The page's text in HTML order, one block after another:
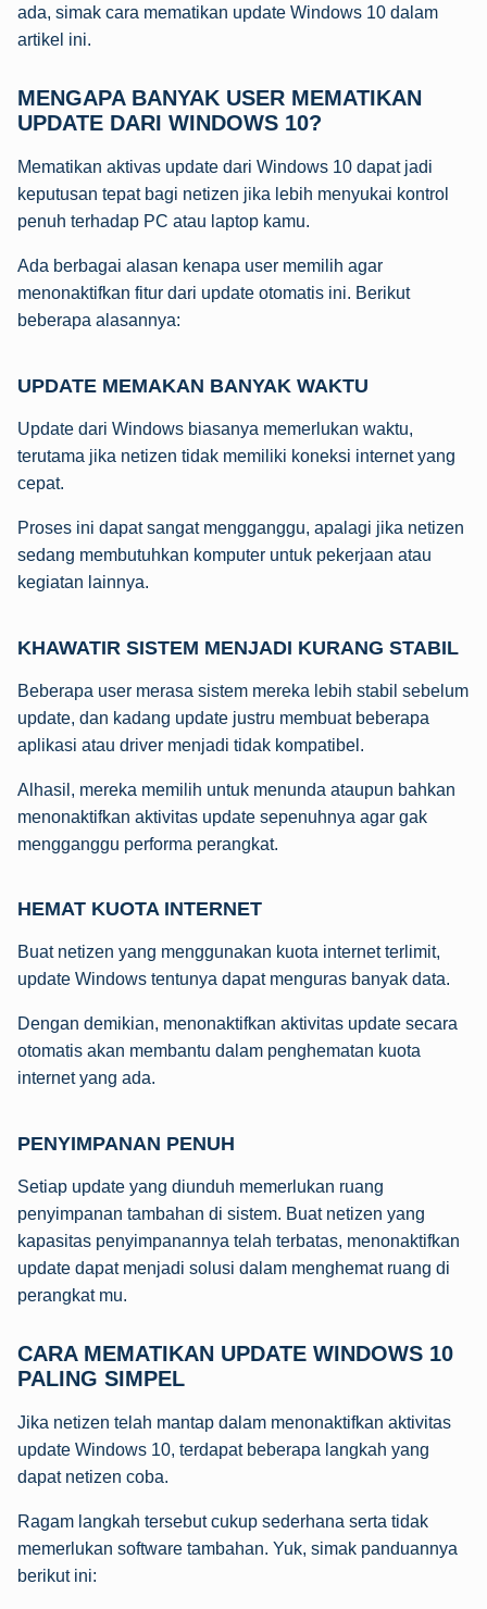
ada, simak cara mematikan update Windows 10 dalam
artikel ini.
MENGAPA BANYAK USER MEMATIKAN
UPDATE DARI WINDOWS 10?
Mematikan aktivas update dari Windows 10 dapat jadi
keputusan tepat bagi netizen jika lebih menyukai kontrol
penuh terhadap PC atau laptop kamu.
Ada berbagai alasan kenapa user memilih agar
menonaktifkan fitur dari update otomatis ini. Berikut
beberapa alasannya:
UPDATE MEMAKAN BANYAK WAKTU
Update dari Windows biasanya memerlukan waktu,
terutama jika netizen tidak memiliki koneksi internet yang
cepat.
Proses ini dapat sangat mengganggu, apalagi jika netizen
sedang membutuhkan komputer untuk pekerjaan atau
kegiatan lainnya.
KHAWATIR SISTEM MENJADI KURANG STABIL
Beberapa user merasa sistem mereka lebih stabil sebelum
update, dan kadang update justru membuat beberapa
aplikasi atau driver menjadi tidak kompatibel.
Alhasil, mereka memilih untuk menunda ataupun bahkan
menonaktifkan aktivitas update sepenuhnya agar gak
mengganggu performa perangkat.
HEMAT KUOTA INTERNET
Buat netizen yang menggunakan kuota internet terlimit,
update Windows tentunya dapat menguras banyak data.
Dengan demikian, menonaktifkan aktivitas update secara
otomatis akan membantu dalam penghematan kuota
internet yang ada.
PENYIMPANAN PENUH
Setiap update yang diunduh memerlukan ruang
penyimpanan tambahan di sistem. Buat netizen yang
kapasitas penyimpanannya telah terbatas, menonaktifkan
update dapat menjadi solusi dalam menghemat ruang di
perangkat mu.
CARA MEMATIKAN UPDATE WINDOWS 10
PALING SIMPEL
Jika netizen telah mantap dalam menonaktifkan aktivitas
update Windows 10, terdapat beberapa langkah yang
dapat netizen coba.
Ragam langkah tersebut cukup sederhana serta tidak
memerlukan software tambahan. Yuk, simak panduannya
berikut ini: